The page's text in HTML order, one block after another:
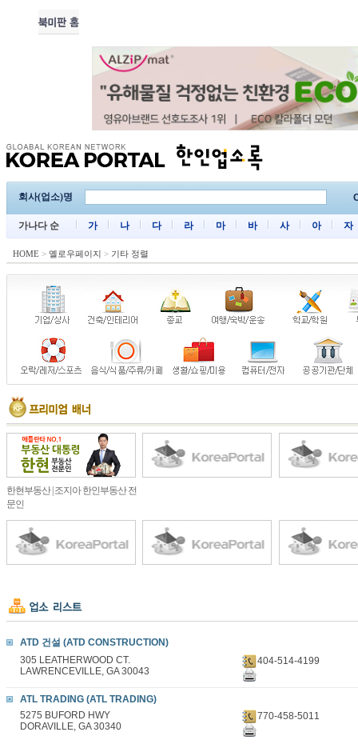
회사(업소)명
가나다 순 가 나 다 라 마 바 사 아 자
HOME > 옐로우페이지 > 기타 정렬
한현부동산 | 조지아 한인부동산 전
문인
ATD 건설 (ATD CONSTRUCTION)
305 LEATHERWOOD CT.
LAWRENCEVILLE, GA 30043
404-514-4199
ATL TRADING (ATL TRADING)
5275 BUFORD HWY
DORAVILLE, GA 30340
770-458-5011